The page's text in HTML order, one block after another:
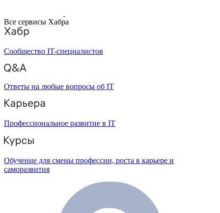
Все сервисы Хабра
Сообщество IT-специалистов
Ответы на любые вопросы об IT
Профессиональное развитие в IT
Обучение для смены профессии, роста в карьере и
саморазвития